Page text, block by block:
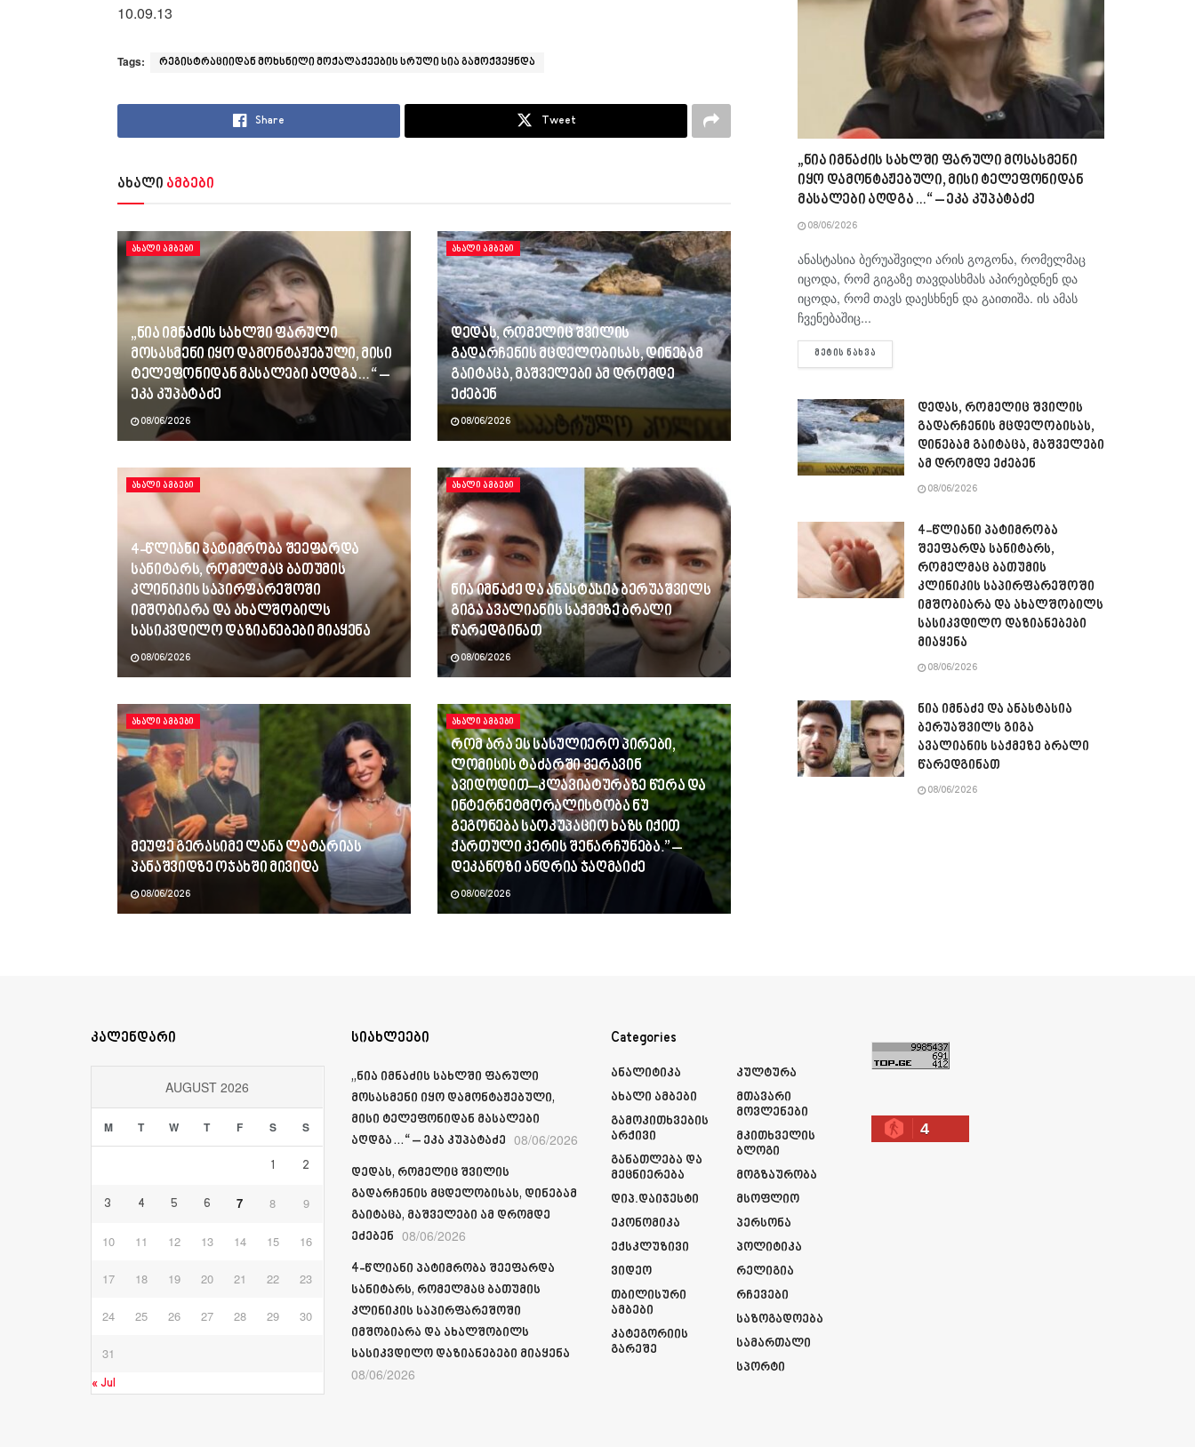
10.09.13
Tags: რეგისტრაციიდან მოხსნილი მოქალაქეების სრული სია გამოქვეყნდა
Share Tweet
ახალი ამბები
ᲐᲮᲐᲚᲘ ᲐᲛᲑᲔᲑᲘ
„ნია იმნაძის სახლში ფარული
მოსასმენი იყო დამონტაჟებული, მისი
ტელეფონიდან მასალები აღდგა…“ –
ეკა კუპატაძე
08/06/2026
ᲐᲮᲐᲚᲘ ᲐᲛᲑᲔᲑᲘ
დედას, რომელიც შვილის
გადარჩენის მცდელობისას, დინებამ
გაიტაცა, მაშველები ამ დრომდე
ეძებენ
08/06/2026
ᲐᲮᲐᲚᲘ ᲐᲛᲑᲔᲑᲘ
4-წლიანი პატიმრობა შეეფარდა
სანიტარს, რომელმაც ბათუმის
კლინიკის საპირფარეშოში
იმშობიარა და ახალშობილს
სასიკვდილო დაზიანებები მიაყენა
08/06/2026
ᲐᲮᲐᲚᲘ ᲐᲛᲑᲔᲑᲘ
ნია იმნაძე და ანასტასია ბერუაშვილს
გიგა ავალიანის საქმეზე ბრალი
წარედგინათ
08/06/2026
ᲐᲮᲐᲚᲘ ᲐᲛᲑᲔᲑᲘ
მეუფე გერასიმე ლანა ლატარიას
პანაშვიდზე ოჯახში მივიდა
08/06/2026
ᲐᲮᲐᲚᲘ ᲐᲛᲑᲔᲑᲘ
რომ არა ეს სასულიერო პირები,
ლომისის ტაძარში ვერავინ
ავიდოდით–კლავიატურაზე წერა და
ინტერნეტმორალისტობა ნუ
გეგონება საოკუპაციო ხაზს იქით
ქართული კერის შენარჩუნება.” –
დეკანოზი ანდრია ჯაღმაიძე
08/06/2026
„ნია იმნაძის სახლში ფარული მოსასმენი
იყო დამონტაჟებული, მისი ტელეფონიდან
მასალები აღდგა…“ – ეკა კუპატაძე
08/06/2026
ანასტასია ბერუაშვილი არის გოგონა, რომელმაც
იცოდა, რომ გიგაზე თავდასხმას აპირებდნენ და
იცოდა, რომ თავს დაესხნენ და გაითიშა. ის ამას
ჩვენებაშიც...
ᲛᲔᲢᲘᲡ ᲜᲐᲮᲕᲐ
დედას, რომელიც შვილის
გადარჩენის მცდელობისას,
დინებამ გაიტაცა, მაშველები
ამ დრომდე ეძებენ
08/06/2026
4-წლიანი პატიმრობა
შეეფარდა სანიტარს,
რომელმაც ბათუმის
კლინიკის საპირფარეშოში
იმშობიარა და ახალშობილს
სასიკვდილო დაზიანებები
მიაყენა
08/06/2026
ნია იმნაძე და ანასტასია
ბერუაშვილს გიგა
ავალიანის საქმეზე ბრალი
წარედგინათ
08/06/2026
კალენდარი
AUGUST 2026
M T W T F S S
1 2
3 4 5 6 7 8 9
10 11 12 13 14 15 16
17 18 19 20 21 22 23
24 25 26 27 28 29 30
31
« Jul
სიახლეები
„ნია იმნაძის სახლში ფარული
მოსასმენი იყო დამონტაჟებული,
მისი ტელეფონიდან მასალები
აღდგა…“ – ეკა კუპატაძე 08/06/2026
დედას, რომელიც შვილის
გადარჩენის მცდელობისას, დინებამ
გაიტაცა, მაშველები ამ დრომდე
ეძებენ 08/06/2026
4-წლიანი პატიმრობა შეეფარდა
სანიტარს, რომელმაც ბათუმის
კლინიკის საპირფარეშოში
იმშობიარა და ახალშობილს
სასიკვდილო დაზიანებები მიაყენა
08/06/2026
Categories
Ანალიტიკა
Ახალი Ამბები
Გამოკითხვების
Არქივი
Განათლება Და
Მეცნიერება
Დიპ.დაიჯესტი
Ეკონომიკა
Ექსკლუზივი
Ვიდეო
Თბილისური
Ამბები
Კატეგორიის
Გარეშე
Კულტურა
Მთავარი
Მოვლენები
Მკითხველის
Ბლოგი
Მოგზაურობა
Მსოფლიო
Პერსონა
Პოლიტიკა
Რელიგია
Რჩევები
Საზოგადოება
Სამართალი
Სპორტი
4